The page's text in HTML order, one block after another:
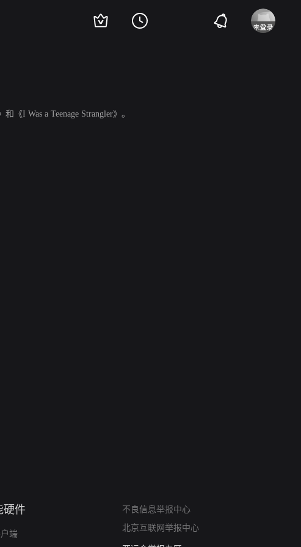
《I Was a Teenage Strangler》。
硬件
端
不良信息举报中心
北京互联网举报中心
算法推荐专项举报